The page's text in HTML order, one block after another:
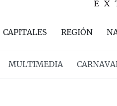
CAPITALES REGIÓN
MULTIMEDIA